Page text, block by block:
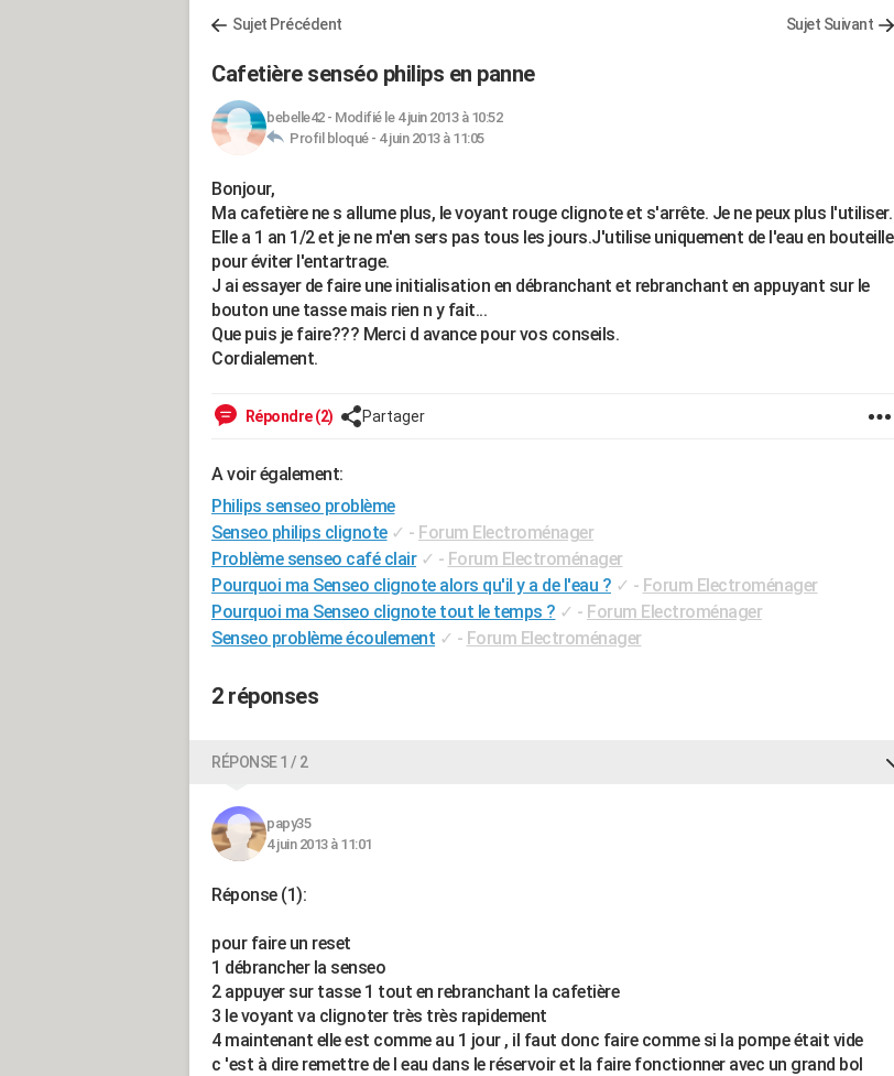
Sujet Précédent Sujet Suivant
Cafetière senséo philips en panne
bebelle42- Modifié le 4 juin 2013 à 10:52
Profil bloqué - 4 juin 2013 à 11:05
Bonjour,
Ma cafetière ne s allume plus, le voyant rouge clignote et s'arrête. Je ne peux plus l'utiliser.
Elle a 1 an 1/2 et je ne m'en sers pas tous les jours.J'utilise uniquement de l'eau en bouteille
pour éviter l'entartrage.
J ai essayer de faire une initialisation en débranchant et rebranchant en appuyant sur le
bouton une tasse mais rien n y fait...
Que puis je faire??? Merci d avance pour vos conseils.
Cordialement.
Répondre (2) Partager
A voir également:
Philips senseo problème
Senseo philips clignote ✓ - Forum Electroménager
Problème senseo café clair ✓ - Forum Electroménager
Pourquoi ma Senseo clignote alors qu'il y a de l'eau ? ✓ - Forum Electroménager
Pourquoi ma Senseo clignote tout le temps ? ✓ - Forum Electroménager
Senseo problème écoulement ✓ - Forum Electroménager
2 réponses
RÉPONSE 1 / 2
papy35
4 juin 2013 à 11:01
Réponse (1):
pour faire un reset
1 débrancher la senseo
2 appuyer sur tasse 1 tout en rebranchant la cafetière
3 le voyant va clignoter très très rapidement
4 maintenant elle est comme au 1 jour , il faut donc faire comme si la pompe était vide
c 'est à dire remettre de l eau dans le réservoir et la faire fonctionner avec un grand bol